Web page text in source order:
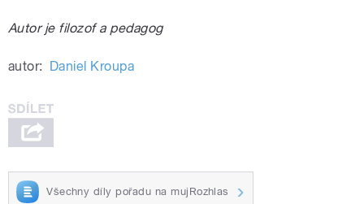
Autor je filozof a pedagog
autor: Daniel Kroupa
Všechny díly pořadu na mujRozhlas